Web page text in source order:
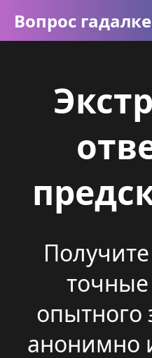
Вопрос гадалке
точные
опытного
анонимно